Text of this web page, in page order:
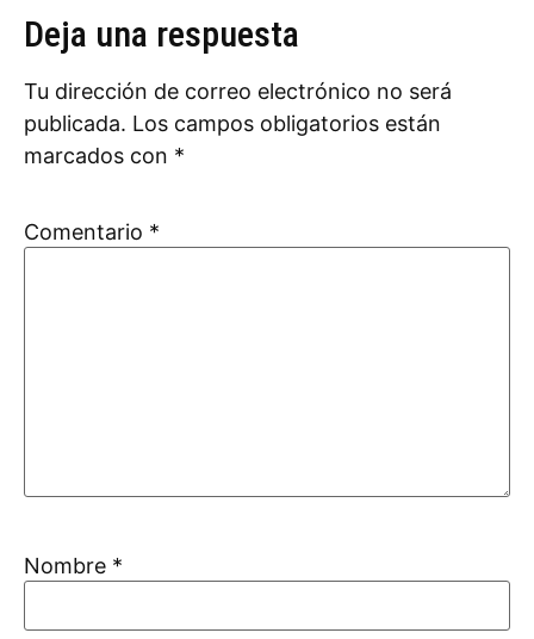
Deja una respuesta
Tu dirección de correo electrónico no será
publicada. Los campos obligatorios están
marcados con *
Comentario *
Nombre *